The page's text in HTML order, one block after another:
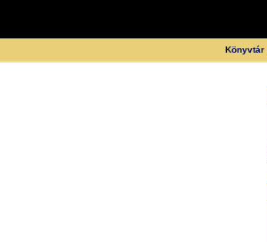
Könyvtár